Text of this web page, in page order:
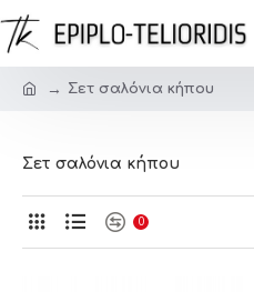
Σετ σαλόνια κήπου
Σετ σαλόνια κήπου
0